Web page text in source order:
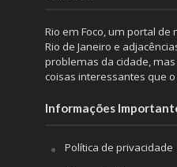
Rio em Foco, um portal de
Rio de Janeiro e
problemas da cidade,
coisas interessantes que o
Informações
Política de privacidade